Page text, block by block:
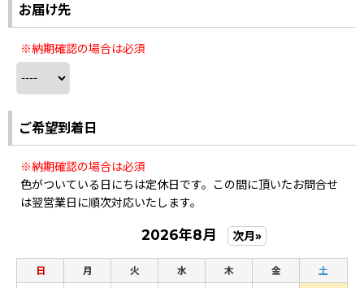
お届け先
※納期確認の場合は必須
ご希望到着日
※納期確認の場合は必須
色がついている日にちは定休日です。この間に頂いたお問合せ
は翌営業日に順次対応いたします。
2026年8月 次月»
日 月 火 水 木 金 土